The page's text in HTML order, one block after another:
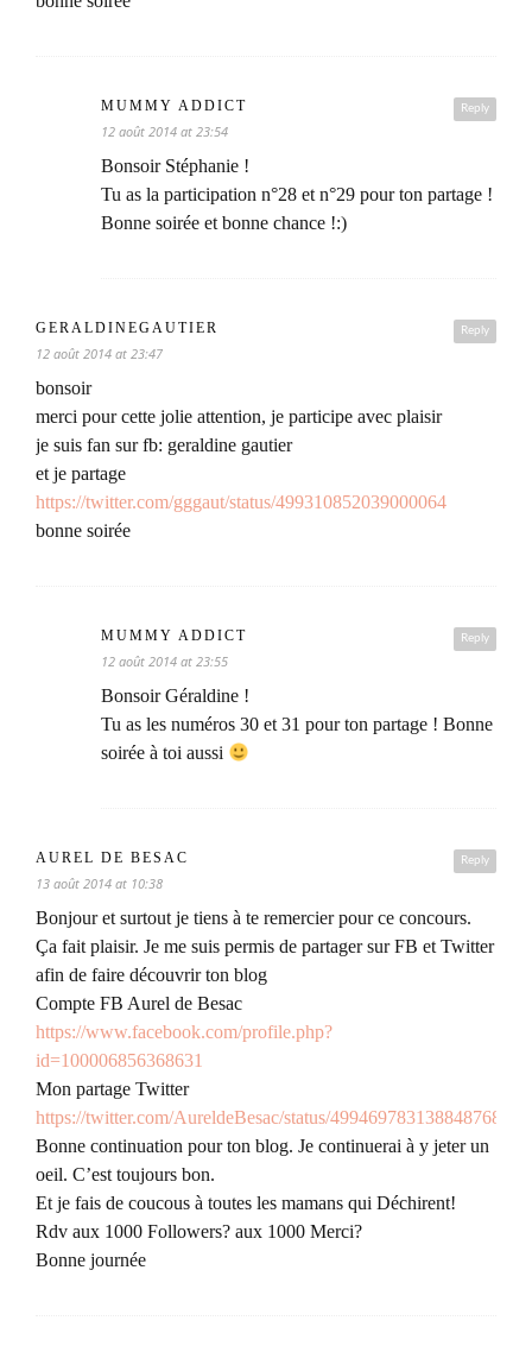
Reply
MUMMY ADDICT
12 août 2014 at 23:54
Bonsoir Stéphanie !
Tu as la participation n°28 et n°29 pour ton partage !
Bonne soirée et bonne chance !:)
Reply
GERALDINEGAUTIER
12 août 2014 at 23:47
bonsoir
merci pour cette jolie attention, je participe avec plaisir
je suis fan sur fb: geraldine gautier
et je partage
https://twitter.com/gggaut/status/499310852039000064
bonne soirée
Reply
MUMMY ADDICT
12 août 2014 at 23:55
Bonsoir Géraldine !
Tu as les numéros 30 et 31 pour ton partage ! Bonne
soirée à toi aussi
Reply
AUREL DE BESAC
13 août 2014 at 10:38
Bonjour et surtout je tiens à te remercier pour ce concours.
Ça fait plaisir. Je me suis permis de partager sur FB et Twitter
afin de faire découvrir ton blog
Compte FB Aurel de Besac
https://www.facebook.com/profile.php?
id=100006856368631
Mon partage Twitter
https://twitter.com/AureldeBesac/status/499469783138848768
Bonne continuation pour ton blog. Je continuerai à y jeter un
oeil. C’est toujours bon.
Et je fais de coucous à toutes les mamans qui Déchirent!
Rdv aux 1000 Followers? aux 1000 Merci?
Bonne journée